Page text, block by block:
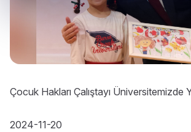
Çocuk Hakları Çalıştayı Üniversitemizde
2024-11-20